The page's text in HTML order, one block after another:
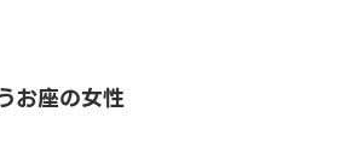
座の女性